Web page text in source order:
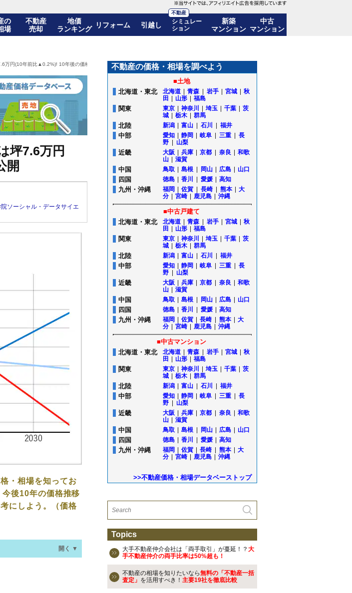
の
場
不動産
売却
地価
ランキング
リフォーム 引越し
不動産
シミュレー
ション
新築
マンション
中古
マンション
万円(10年前比▲0.2%)! 10年後の価格推移も公開
坪7.6万円
開
ソーシャル・データサイエ
・相場を知ってお
後10年の価格推移
にしよう。（価格
開く ▼
不動産の価格・相場を調べよう
■土地
北海道・東北
北海道 青森 岩手 宮城
秋
田
山形 福島
関東 東京 神奈川 埼玉 千葉
茨
城
栃木 群馬
北陸 新潟 富山 石川 福井
中部 愛知 静岡 岐阜 三重
長
野
山梨
近畿 大阪 兵庫 京都 奈良
和歌
山
滋賀
中国 鳥取 島根 岡山 広島 山口
四国 徳島 香川 愛媛 高知
九州・沖縄 福岡 佐賀 長崎 熊本
大
分
宮崎 鹿児島 沖縄
■中古戸建て
北海道・東北
北海道 青森 岩手 宮城
秋
田
山形 福島
関東 東京 神奈川 埼玉 千葉
茨
城
栃木 群馬
北陸 新潟 富山 石川 福井
中部 愛知 静岡 岐阜 三重
長
野
山梨
近畿 大阪 兵庫 京都 奈良
和歌
山
滋賀
中国 鳥取 島根 岡山 広島 山口
四国 徳島 香川 愛媛 高知
九州・沖縄 福岡 佐賀 長崎 熊本
大
分
宮崎 鹿児島 沖縄
■中古マンション
北海道・東北
北海道 青森 岩手 宮城
秋
田
山形 福島
関東 東京 神奈川 埼玉 千葉
茨
城
栃木 群馬
北陸 新潟 富山 石川 福井
中部 愛知 静岡 岐阜 三重
長
野
山梨
近畿 大阪 兵庫 京都 奈良
和歌
山
滋賀
中国 鳥取 島根 岡山 広島 山口
四国 徳島 香川 愛媛 高知
九州・沖縄 福岡 佐賀 長崎 熊本
大
分
宮崎 鹿児島 沖縄
>>不動産価格・相場データベーストップ
Topics
大手不動産仲介会社は「両手取引」が蔓延！？ 大
手不動産仲介の両手比率は50%超も！
不動産の相場を知りたいなら無料の「不動産一括
査定」 を活用すべき！ 主要19社を徹底比較